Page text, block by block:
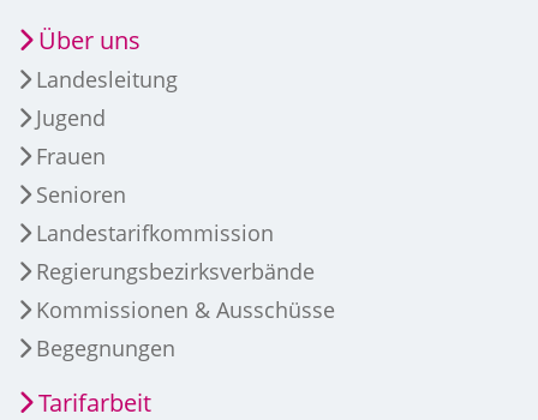
Über uns
Landesleitung
Jugend
Frauen
Senioren
Landestarifkommission
Regierungsbezirksverbände
Kommissionen & Ausschüsse
Begegnungen
Tarifarbeit